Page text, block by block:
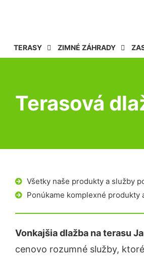
TERASY ZIMNÉ ZÁHRADY
Terasová
Všetky naše produkty a služby
Ponúkame komplexné produkty
Vonkajšia dlažba na terasu
cenovo rozumné služby,